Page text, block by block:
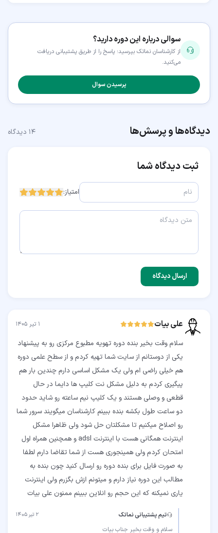
سوالی درباره این دوره دارید؟
از کارشناسان نماتک بپرسید؛ پاسخ را از طریق پشتیبانی دریافت
می‌کنید.
پرسیدن سوال
دیدگاه‌ها و پرسش‌ها ۱۴ دیدگاه
ثبت دیدگاه شما
امتیاز:
ارسال دیدگاه
علی بیات ۱ تیر ۱۴۰۵
سلام وقت بخیر بنده دوره تهویه مطبوع مرکزی رو به پیشنهاد
یکی از دوستانم از سایت شما تهیه کردم و از سطح علمی دوره
هم خیلی راضی ام ولی یک مشکل اساسی دارم چندین بار هم
پیگیری کردم به دلیل مشکل نت کلیپ ها دایما در حال
قطعی و وصلی هستند و یک کلیپ نیم ساعته رو شاید حدود
دو ساعت طول بکشه بنده ببینم کارشناسان میگویند سرور شما
رو اصلاح میکنیم تا مشکلتان حل شود ولی ظاهرا مشکل
اینترنت همگانی هست با اینترنت adsl و همچنین همراه اول
امتحان کردم ولی همینجوری هست از شما تقاضا دارم لطفا
به صورت فایل برای بنده دوره رو ارسال کنید چون بنده به
مطالب این دوره نیاز دارم و میتونم ازش بگزرم ولی اینترنت
یاری نمیکنه که این حجم رو انلاین ببینم ممنون علی بیات
تیم پشتیبانی نماتک ۲ تیر ۱۴۰۵